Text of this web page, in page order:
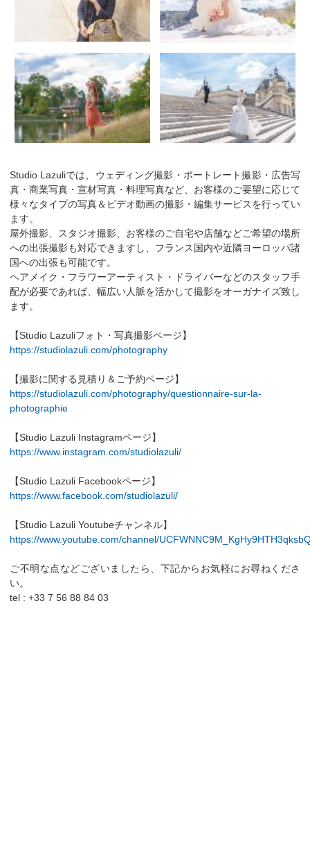
Studio Lazuliでは、ウェディング撮影・ポートレート撮影・広告写
真・商業写真・宣材写真・料理写真など、お客様のご要望に応じて
様々なタイプの写真＆ビデオ動画の撮影・編集サービスを行ってい
ます。
屋外撮影、スタジオ撮影、お客様のご自宅や店舗などご希望の場所
への出張撮影も対応できますし、フランス国内や近隣ヨーロッパ諸
国への出張も可能です。
ヘアメイク・フラワーアーティスト・ドライバーなどのスタッフ手
配が必要であれば、幅広い人脈を活かして撮影をオーガナイズ致し
ます。
【Studio Lazuliフォト・写真撮影ページ】
https://studiolazuli.com/photography
【撮影に関する見積り＆ご予約ページ】
https://studiolazuli.com/photography/questionnaire-sur-la-
photographie
【Studio Lazuli Instagramページ】
https://www.instagram.com/studiolazuli/
【Studio Lazuli Facebookページ】
https://www.facebook.com/studiolazuli/
【Studio Lazuli Youtubeチャンネル】
https://www.youtube.com/channel/
ご不明な点などございましたら、下記からお気軽にお尋ねくださ
い。
tel : +33 7 56 88 84 03